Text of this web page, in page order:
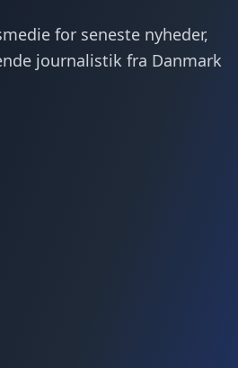
for seneste nyheder,
journalistik fra Danmark